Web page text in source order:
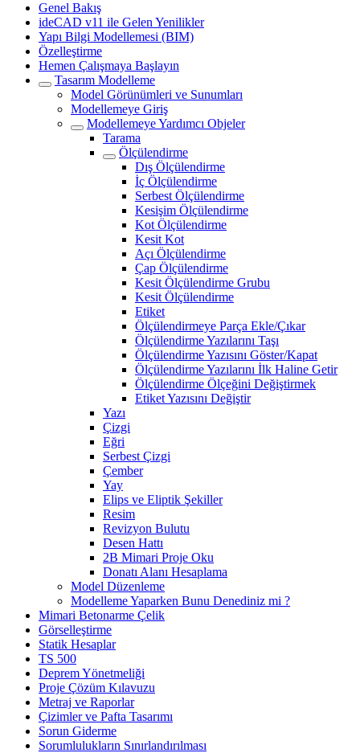
Genel Bakış
ideCAD v11 ile Gelen Yenilikler
Yapı Bilgi Modellemesi (BIM)
Özelleştirme
Hemen Çalışmaya Başlayın
Tasarım Modelleme
Model Görünümleri ve Sunumları
Modellemeye Giriş
Modellemeye Yardımcı Objeler
Tarama
Ölçülendirme
Dış Ölçülendirme
İç Ölçülendirme
Serbest Ölçülendirme
Kesişim Ölçülendirme
Kot Ölçülendirme
Kesit Kot
Açı Ölçülendirme
Çap Ölçülendirme
Kesit Ölçülendirme Grubu
Kesit Ölçülendirme
Etiket
Ölçülendirmeye Parça Ekle/Çıkar
Ölçülendirme Yazılarını Taşı
Ölçülendirme Yazısını Göster/Kapat
Ölçülendirme Yazılarını İlk Haline Getir
Ölçülendirme Ölçeğini Değiştirmek
Etiket Yazısını Değiştir
Yazı
Çizgi
Eğri
Serbest Çizgi
Çember
Yay
Elips ve Eliptik Şekiller
Resim
Revizyon Bulutu
Desen Hattı
2B Mimari Proje Oku
Donatı Alanı Hesaplama
Model Düzenleme
Modelleme Yaparken Bunu Denediniz mi ?
Mimari Betonarme Çelik
Görselleştirme
Statik Hesaplar
TS 500
Deprem Yönetmeliği
Proje Çözüm Kılavuzu
Metraj ve Raporlar
Çizimler ve Pafta Tasarımı
Sorun Giderme
Sorumlulukların Sınırlandırılması